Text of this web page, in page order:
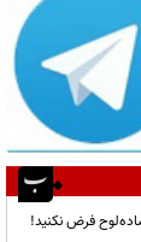
فرض نکنید!